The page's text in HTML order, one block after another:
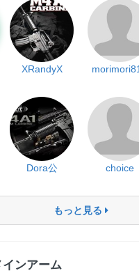
XRandyX
Dora公 choice
もっと見る
ンアーム